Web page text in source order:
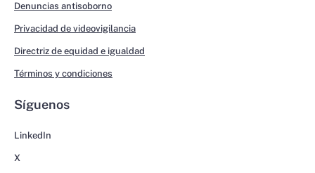
Denuncias antisoborno
Privacidad de videovigilancia
Directriz de equidad e igualdad
Términos y condiciones
Síguenos
LinkedIn
X